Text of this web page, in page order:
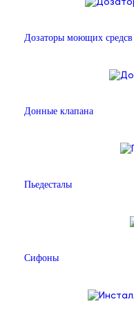
Дозаторы моющих средсв
Донные клапана
Пьедесталы
Сифоны